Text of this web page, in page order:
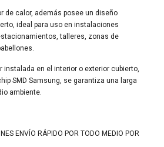
de calor, además posee un diseño
ideal para uso en instalaciones
talleres, zonas de
instalada en el interior o exterior cubierto,
SMD Samsung, se garantiza una larga
ambiente.
ENVÍO RÁPIDO POR TODO MEDIO POR